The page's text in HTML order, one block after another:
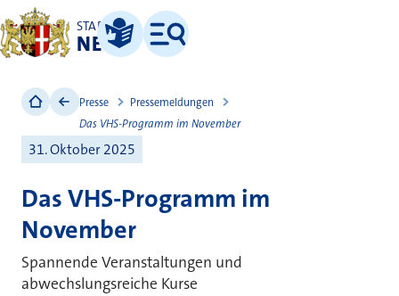
STADT
NEUSS
Leichte Sprache
Menü
Presse
Pressemeldungen
Das VHS-Programm im November
31. Oktober 2025
Das VHS-Programm im
November
Spannende Veranstaltungen und
abwechslungsreiche Kurse